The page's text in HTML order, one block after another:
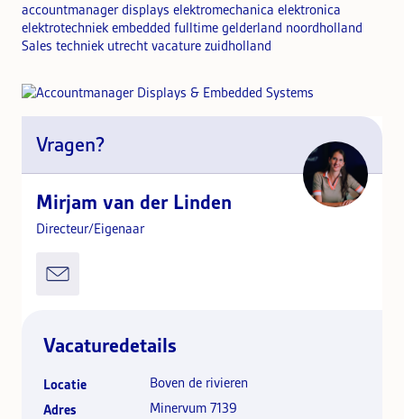
accountmanager displays elektromechanica elektronica
elektrotechniek embedded fulltime gelderland noordholland
Sales techniek utrecht vacature zuidholland
Vragen?
Mirjam van der Linden
Directeur/Eigenaar
Vacaturedetails
Locatie
Boven de rivieren
Adres
Minervum 7139